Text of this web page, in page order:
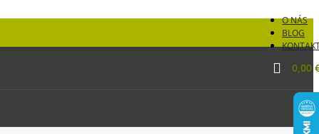
O NÁS
BLOG
0,00